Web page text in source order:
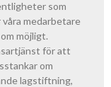
som
medarbetare
möjligt.
för att
om
lagstiftning,